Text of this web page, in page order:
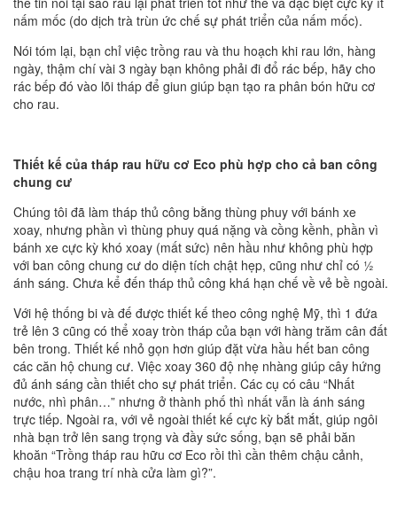
nấm mốc (do dịch trà trùn ức chế sự phát triển của nấm mốc).
Nói tóm lại, bạn chỉ việc trồng rau và thu hoạch khi rau lớn, hàng
ngày, thậm chí vài 3 ngày bạn không phải đi đổ rác bếp, hãy cho
rác bếp đó vào lõi tháp để giun giúp bạn tạo ra phân bón hữu cơ
cho rau.
Thiết kế của tháp rau hữu cơ Eco phù hợp cho cả ban công
chung cư
Chúng tôi đã làm tháp thủ công bằng thùng phuy với bánh xe
xoay, nhưng phần vì thùng phuy quá nặng và cồng kềnh, phần vì
bánh xe cực kỳ khó xoay (mất sức) nên hầu như không phù hợp
với ban công chung cư do diện tích chật hẹp, cũng như chỉ có ½
ánh sáng. Chưa kể đến tháp thủ công khá hạn chế về vẻ bề ngoài.
Với hệ thống bi và đế được thiết kế theo công nghệ Mỹ, thì 1 đứa
trẻ lên 3 cũng có thể xoay tròn tháp của bạn với hàng trăm cân đất
bên trong. Thiết kế nhỏ gọn hơn giúp đặt vừa hầu hết ban công
các căn hộ chung cư. Việc xoay 360 độ nhẹ nhàng giúp cây hứng
đủ ánh sáng cần thiết cho sự phát triển. Các cụ có câu “Nhất
nước, nhì phân…” nhưng ở thành phố thì nhất vẫn là ánh sáng
trực tiếp. Ngoài ra, với vẻ ngoài thiết kế cực kỳ bắt mắt, giúp ngôi
nhà bạn trở lên sang trọng và đầy sức sống, bạn sẽ phải băn
khoăn “Trồng tháp rau hữu cơ Eco rồi thì cần thêm chậu cảnh,
chậu hoa trang trí nhà cửa làm gì?”.